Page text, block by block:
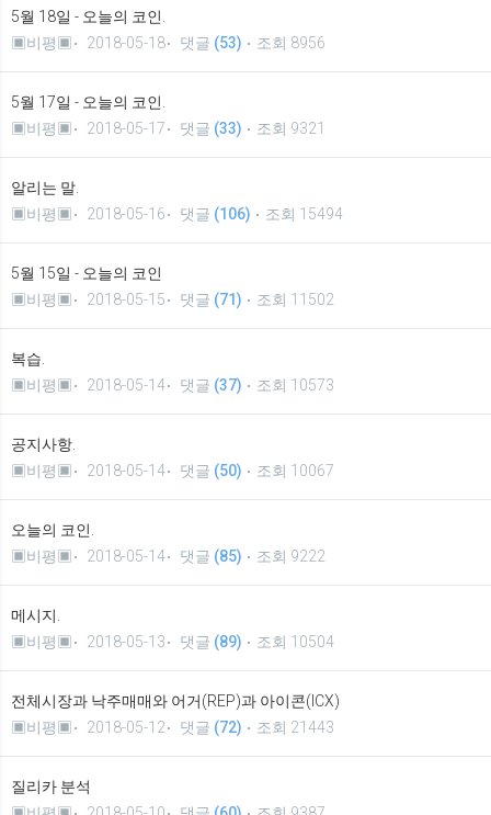
5월 18일 - 오늘의 코인.
▣비평▣
2018-05-18 댓글 (53) 조회 8956
5월 17일 - 오늘의 코인.
▣비평▣
2018-05-17 댓글 (33) 조회 9321
알리는 말.
▣비평▣
2018-05-16 댓글 (106) 조회 15494
5월 15일 - 오늘의 코인
▣비평▣
2018-05-15 댓글 (71) 조회 11502
복습.
▣비평▣
2018-05-14 댓글 (37) 조회 10573
공지사항.
▣비평▣
2018-05-14 댓글 (50) 조회 10067
오늘의 코인.
▣비평▣
2018-05-14 댓글 (85) 조회 9222
메시지.
▣비평▣
2018-05-13 댓글 (89) 조회 10504
전체시장과 낙주매매와 어거(REP)과 아이콘(ICX)
▣비평▣
2018-05-12 댓글 (72) 조회 21443
질리카 분석